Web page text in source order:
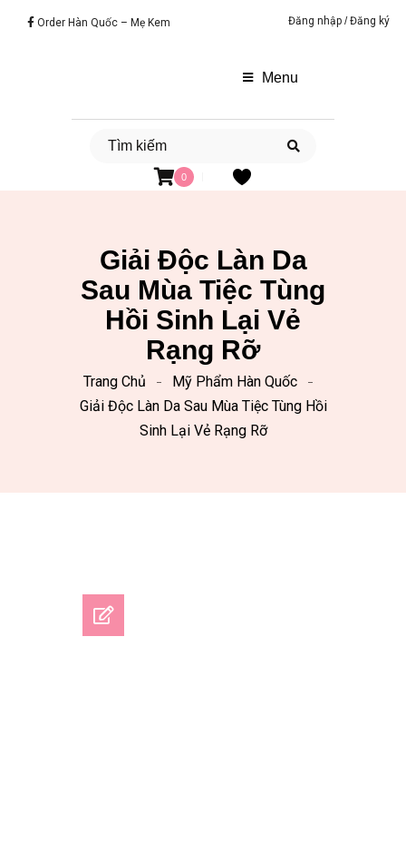
Order Hàn Quốc – Mẹ Kem Đăng nhập /Đăng ký
Menu
0
Giải Độc Làn Da
Sau Mùa Tiệc Tùng
Hồi Sinh Lại Vẻ
Rạng Rỡ
Trang Chủ
Mỹ Phẩm Hàn Quốc
Giải Độc Làn Da Sau Mùa Tiệc Tùng Hồi
Sinh Lại Vẻ Rạng Rỡ